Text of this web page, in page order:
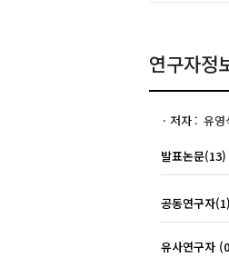
연구자정
저자 유영
발표논문(13)
공동연구자(1)
유사연구자